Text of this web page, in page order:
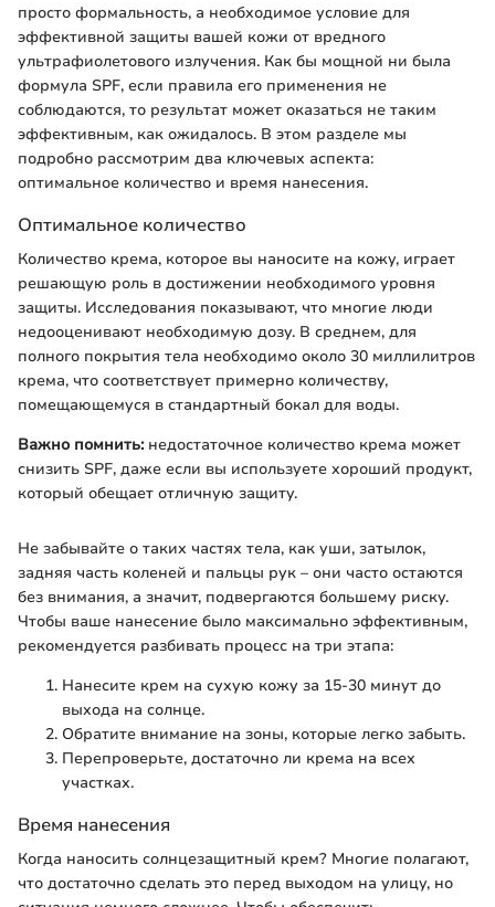
просто формальность, а необходимое условие для
эффективной защиты вашей кожи от вредного
ультрафиолетового излучения. Как бы мощной ни была
формула SPF, если правила его применения не
соблюдаются, то результат может оказаться не таким
эффективным, как ожидалось. В этом разделе мы
подробно рассмотрим два ключевых аспекта:
оптимальное количество и время нанесения.
Оптимальное количество
Количество крема, которое вы наносите на кожу, играет
решающую роль в достижении необходимого уровня
защиты. Исследования показывают, что многие люди
недооценивают необходимую дозу. В среднем, для
полного покрытия тела необходимо около 30 миллилитров
крема, что соответствует примерно количеству,
помещающемуся в стандартный бокал для воды.
Важно помнить:недостаточное количество крема может
снизить SPF, даже если вы используете хороший продукт,
который обещает отличную защиту.
Не забывайте о таких частях тела, как уши, затылок,
задняя часть коленей и пальцы рук – они часто остаются
без внимания, а значит, подвергаются большему риску.
Чтобы ваше нанесение было максимально эффективным,
рекомендуется разбивать процесс на три этапа:
Нанесите крем на сухую кожу за 15-30 минут до
выхода на солнце.
Обратите внимание на зоны, которые легко забыть.
Перепроверьте, достаточно ли крема на всех
участках.
Время нанесения
Когда наносить солнцезащитный крем? Многие полагают,
что достаточно сделать это перед выходом на улицу, но